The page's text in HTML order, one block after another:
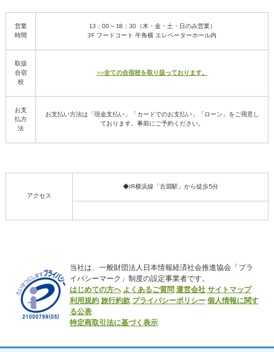
営業
時間
13：00～18：30（木・金・土・日のみ営業）
3F フードコート 牛角横 エレベーターホール内
取扱
合宿
校
>>全ての合宿校を取り扱っております。
お支
払方
法
お支払い方法は「現金支払い」「カードでのお支払い」「ローン」をご用意し
ております。事前にご予約ください。
アクセス
◆JR横浜線「古淵駅」から徒歩5分
当社は、一般財団法人日本情報経済社会推進協会「プラ
イバシーマーク」制度の設定事業者です。
はじめての方へ よくあるご質問 運営会社 サイトマップ
利用規約 旅行約款 プライバシーポリシー 個人情報に関す
る公表
特定商取引法に基づく表示